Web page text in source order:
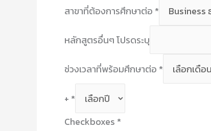
สาขาที่ต้องการศึกษาต่อ *
หลักสูตรอื่นๆ โปรดระบุ
ช่วงเวลาที่พร้อมศึกษาต่อ *
+ *
Checkboxes *